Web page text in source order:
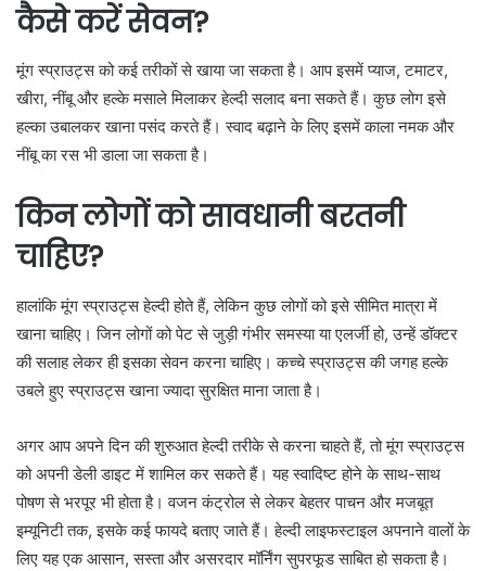
कैसे करें सेवन?
मूंग स्प्राउट्स को कई तरीकों से खाया जा सकता है। आप इसमें प्याज, टमाटर,
खीरा, नींबू और हल्के मसाले मिलाकर हेल्दी सलाद बना सकते हैं। कुछ लोग इसे
हल्का उबालकर खाना पसंद करते हैं। स्वाद बढ़ाने के लिए इसमें काला नमक और
नींबू का रस भी डाला जा सकता है।
किन लोगों को सावधानी बरतनी
चाहिए?
हालांकि मूंग स्प्राउट्स हेल्दी होते हैं, लेकिन कुछ लोगों को इसे सीमित मात्रा में
खाना चाहिए। जिन लोगों को पेट से जुड़ी गंभीर समस्या या एलर्जी हो, उन्हें डॉक्टर
की सलाह लेकर ही इसका सेवन करना चाहिए। कच्चे स्प्राउट्स की जगह हल्के
उबले हुए स्प्राउट्स खाना ज्यादा सुरक्षित माना जाता है।
अगर आप अपने दिन की शुरुआत हेल्दी तरीके से करना चाहते हैं, तो मूंग स्प्राउट्स
को अपनी डेली डाइट में शामिल कर सकते हैं। यह स्वादिष्ट होने के साथ-साथ
पोषण से भरपूर भी होता है। वजन कंट्रोल से लेकर बेहतर पाचन और मजबूत
इम्यूनिटी तक, इसके कई फायदे बताए जाते हैं। हेल्दी लाइफस्टाइल अपनाने वालों के
लिए यह एक आसान, सस्ता और असरदार मॉर्निंग सुपरफूड साबित हो सकता है।